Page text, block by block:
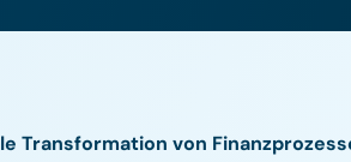
Transformation von